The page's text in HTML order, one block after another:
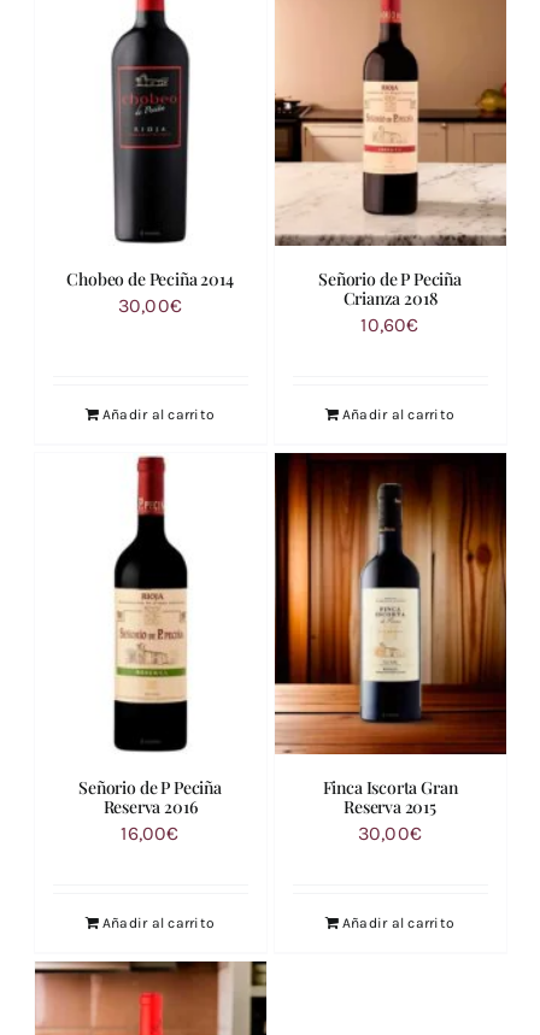
Chobeo de Peciña 2014
30,00€
Añadir al carrito
Señorio de P Peciña
Crianza 2018
10,60€
Añadir al carrito
Señorio de P Peciña
Reserva 2016
16,00€
Añadir al carrito
Finca Iscorta Gran
Reserva 2015
30,00€
Añadir al carrito